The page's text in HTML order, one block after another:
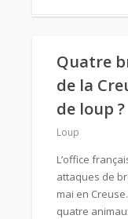
Quatre
de la
de loup ?
Loup
L’office
attaques de
mai en
quatre